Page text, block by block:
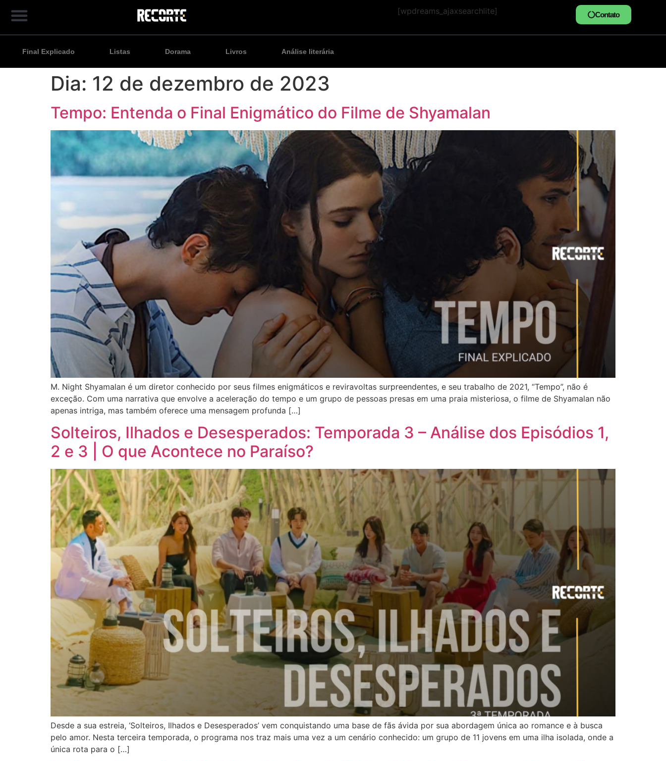
[wpdreams_ajaxsearchlite] Contato
Final Explicado Listas Dorama Livros Análise literária
Dia: 12 de dezembro de 2023
Tempo: Entenda o Final Enigmático do Filme de Shyamalan
M. Night Shyamalan é um diretor conhecido por seus filmes enigmáticos e reviravoltas surpreendentes, e seu trabalho de 2021, “Tempo”, não é
exceção. Com uma narrativa que envolve a aceleração do tempo e um grupo de pessoas presas em uma praia misteriosa, o filme de Shyamalan não
apenas intriga, mas também oferece uma mensagem profunda […]
Solteiros, Ilhados e Desesperados: Temporada 3 – Análise dos Episódios 1,
2 e 3 | O que Acontece no Paraíso?
Desde a sua estreia, ‘Solteiros, Ilhados e Desesperados’ vem conquistando uma base de fãs ávida por sua abordagem única ao romance e à busca
pelo amor. Nesta terceira temporada, o programa nos traz mais uma vez a um cenário conhecido: um grupo de 11 jovens em uma ilha isolada, onde a
única rota para o […]